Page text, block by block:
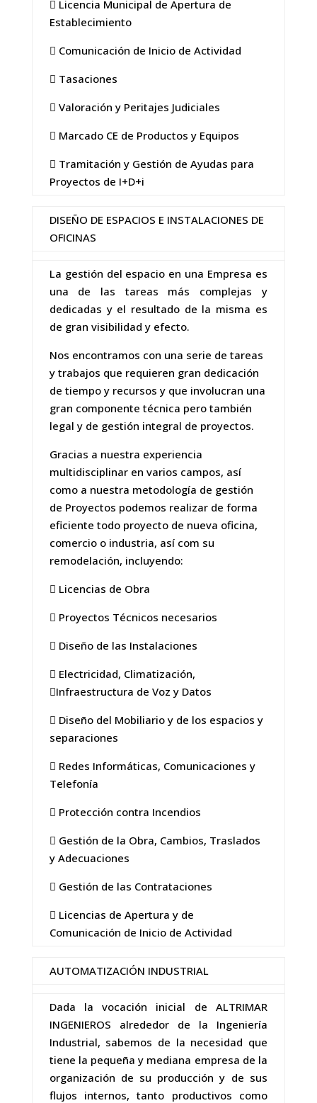
 Licencia Municipal de Apertura de
Establecimiento
 Comunicación de Inicio de Actividad
 Tasaciones
 Valoración y Peritajes Judiciales
 Marcado CE de Productos y Equipos
 Tramitación y Gestión de Ayudas para
Proyectos de I+D+i
DISEÑO DE ESPACIOS E INSTALACIONES DE
OFICINAS
La gestión del espacio en una Empresa es
una de las tareas más complejas y
dedicadas y el resultado de la misma es
de gran visibilidad y efecto.
Nos encontramos con una serie de tareas
y trabajos que requieren gran dedicación
de tiempo y recursos y que involucran una
gran componente técnica pero también
legal y de gestión integral de proyectos.
Gracias a nuestra experiencia
multidisciplinar en varios campos, así
como a nuestra metodología de gestión
de Proyectos podemos realizar de forma
eficiente todo proyecto de nueva oficina,
comercio o industria, así com su
remodelación, incluyendo:
 Licencias de Obra
 Proyectos Técnicos necesarios
 Diseño de las Instalaciones
 Electricidad, Climatización,
Infraestructura de Voz y Datos
 Diseño del Mobiliario y de los espacios y
separaciones
 Redes Informáticas, Comunicaciones y
Telefonía
 Protección contra Incendios
 Gestión de la Obra, Cambios, Traslados
y Adecuaciones
 Gestión de las Contrataciones
 Licencias de Apertura y de
Comunicación de Inicio de Actividad
AUTOMATIZACIÓN INDUSTRIAL
Dada la vocación inicial de ALTRIMAR
INGENIEROS alrededor de la Ingeniería
Industrial, sabemos de la necesidad que
tiene la pequeña y mediana empresa de la
organización de su producción y de sus
flujos internos, tanto productivos como